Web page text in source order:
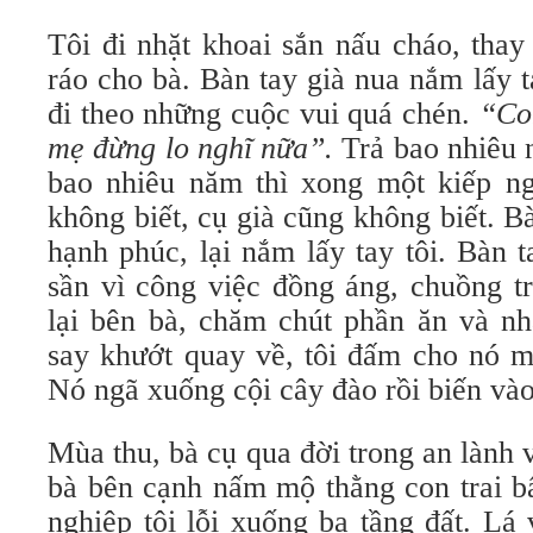
Tôi đi nhặt khoai sắn nấu cháo,
ráo cho bà. Bàn tay già nua nắm lấy
đi theo những cuộc vui quá chén.
mẹ đừng lo nghĩ nữa”.Trả bao nhiêu
bao nhiêu năm thì xong một kiếp
không biết, cụ già cũng không biết.
hạnh phúc, lại nắm lấy tay tôi. Bàn
sần vì công việc đồng áng, chuồng
lại bên bà, chăm chút phần ăn và
say khướt quay về, tôi đấm cho nó
Nó ngã xuống cội cây đào rồi biến
Mùa thu, bà cụ qua đời trong an lành
bà bên cạnh nấm mộ thằng con trai
nghiệp tội lỗi xuống ba tầng đất. Lá